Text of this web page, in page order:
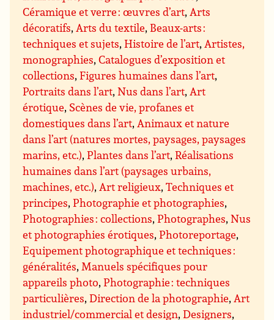
Céramique et verre : œuvres d’art,Arts
décoratifs,Arts du textile, Beaux-arts :
techniques et sujets,Histoire de l’art,Artistes,
monographies,Catalogues d’exposition et
collections,Figures humaines dans l’art,
Portraits dans l’art,Nus dans l’art,Art
érotique, Scènes de vie, profanes et
domestiques dans l’art,Animaux et nature
dans l’art (natures mortes, paysages, paysages
marins, etc.),Plantes dans l’art,Réalisations
humaines dans l’art (paysages urbains,
machines, etc.),Art religieux,Techniques et
principes,Photographie et photographies,
Photographies : collections,Photographes,Nus
et photographies érotiques,Photoreportage,
Equipement photographique et techniques :
généralités,Manuels spécifiques pour
appareils photo,Photographie : techniques
particulières,Direction de la photographie,Art
industriel/commercial et design,Designers,